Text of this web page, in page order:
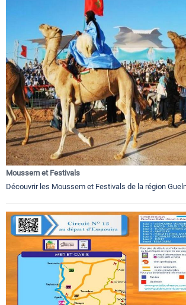
Moussem et Festivals
Découvrir les Moussem et Festivals de la région